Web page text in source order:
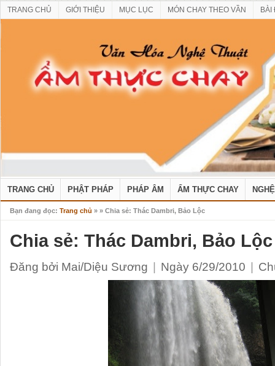
TRANG CHỦ GIỚI THIỆU MỤC LỤC MÓN CHAY THEO VẦN BÀI
TRANG CHỦ PHẬT PHÁP PHÁP ÂM ẨM THỰC CHAY
Bạn đang đọc: Trang chủ » » Chia sẻ: Thác Dambri, Bảo Lộc
Chia sẻ: Thác Dambri, Bảo Lộc
Đăng bởi Mai/Diệu Sương Ngày 6/29/2010